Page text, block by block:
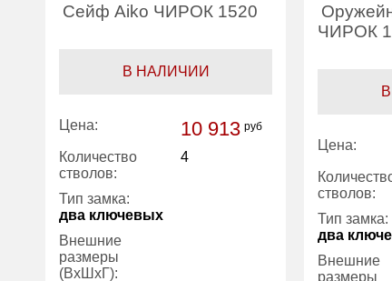
Сейф Aiko ЧИРОК 1520
В НАЛИЧИИ
Цена: 10 913 руб
Количество
стволов:
4
Тип замка:
два ключевых
Внешние
размеры
(ВхШхГ):
ЧИРОК
Цена:
стволов:
Тип замка:
два
Внешние
размеры